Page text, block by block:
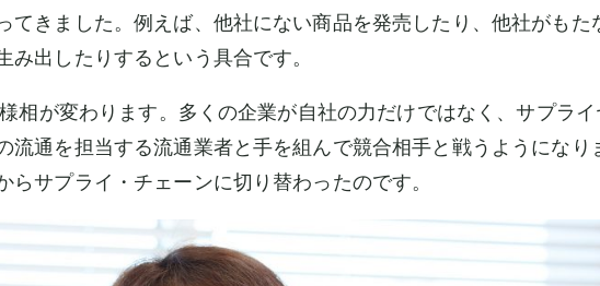
てきました。例えば、他社にない商品を発売したり、他社がもた
出したりするという具合です。
相が変わります。多くの企業が自社の力だけではなく、サプラ
流通を担当する流通業者と手を組んで競合相手と戦うようになり
らサプライ・チェーンに切り替わったのです。